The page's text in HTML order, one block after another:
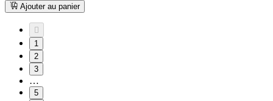
Ajouter au panier

1
2
3
…
5